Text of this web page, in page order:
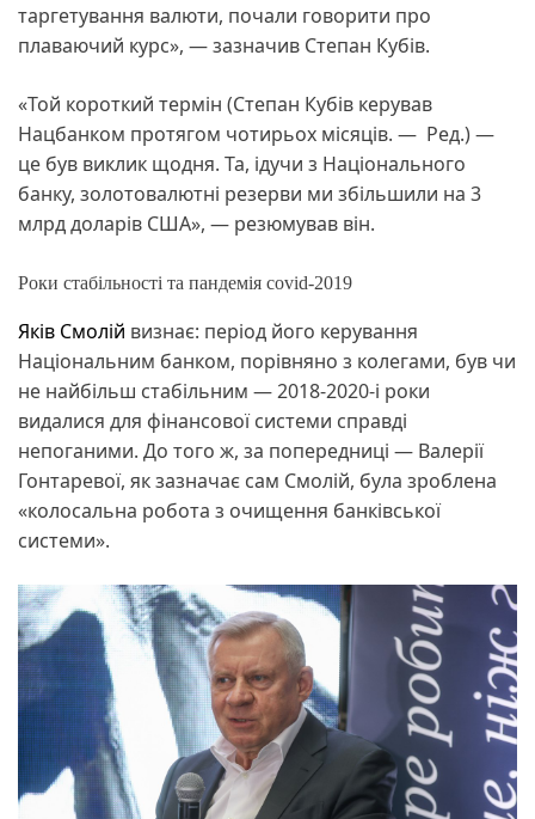
таргетування валюти, почали говорити про
плаваючий курс», — зазначив Степан Кубів.
«Той короткий термін (Степан Кубів керував
Нацбанком протягом чотирьох місяців. — Ред.) —
це був виклик щодня. Та, ідучи з Національного
банку, золотовалютні резерви ми збільшили на 3
млрд доларів США», — резюмував він.
Роки стабільності та пандемія covid-2019
Яків Смолій визнає: період його керування
Національним банком, порівняно з колегами, був чи
не найбільш стабільним — 2018-2020-і роки
видалися для фінансової системи справді
непоганими. До того ж, за попередниці — Валерії
Гонтаревої, як зазначає сам Смолій, була зроблена
«колосальна робота з очищення банківської
системи».